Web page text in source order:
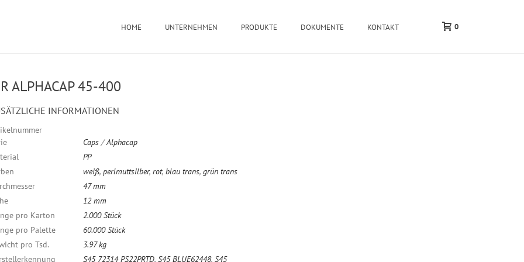
HOME UNTERNEHMEN PRODUKTE DOKUMENTE KONTAKT 0
ALPHACAP 45-400
INFORMATIONEN
Caps/Alphacap
PP
weiß, perlmuttsilber, rot, blau trans, grün trans
47 mm
12 mm
pro Karton
2.000 Stück
pro Palette
60.000 Stück
pro Tsd.
3.97 kg
S45 72314 PS22PRTD, S45 BLUE62448, S45